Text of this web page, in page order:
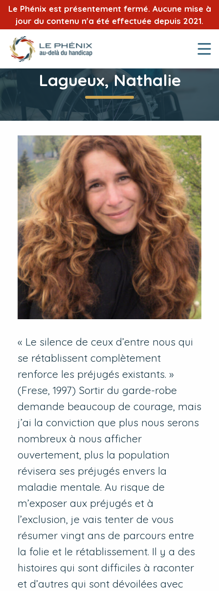
Le Phénix est présentement fermé. Aucune mise à
jour du contenu n'a été effectuée depuis 2021.
Lagueux, Nathalie
« Le silence de ceux d’entre nous qui
se rétablissent complètement
renforce les préjugés existants. »
(Frese, 1997) Sortir du garde-robe
demande beaucoup de courage, mais
j’ai la conviction que plus nous serons
nombreux à nous afficher
ouvertement, plus la population
révisera ses préjugés envers la
maladie mentale. Au risque de
m’exposer aux préjugés et à
l’exclusion, je vais tenter de vous
résumer vingt ans de parcours entre
la folie et le rétablissement. Il y a des
histoires qui sont difficiles à raconter
et d’autres qui sont dévoilées avec